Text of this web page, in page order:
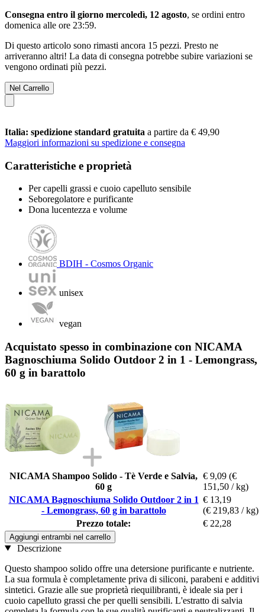
Consegna entro il giorno mercoledì, 12 agosto, se ordini entro
domenica alle ore 23:59.
Di questo articolo sono rimasti ancora 15 pezzi. Presto ne
arriveranno altri! La data di consegna potrebbe subire variazioni se
vengono ordinati più pezzi.
Nel Carrello
Italia: spedizione standard gratuita a partire da € 49,90
Maggiori informazioni su spedizione e consegna
Caratteristiche e proprietà
Per capelli grassi e cuoio capelluto sensibile
Seboregolatore e purificante
Dona lucentezza e volume
BDIH - Cosmos Organic
unisex
vegan
Acquistato spesso in combinazione con NICAMA
Bagnoschiuma Solido Outdoor 2 in 1 - Lemongrass,
60 g in barattolo
NICAMA Shampoo Solido - Tè Verde e Salvia,
60 g
€ 9,09 (€
151,50 / kg)
NICAMA Bagnoschiuma Solido Outdoor 2 in 1
- Lemongrass, 60 g in barattolo
€ 13,19
(€ 219,83 / kg)
Prezzo totale:
€ 22,28
Aggiungi entrambi nel carrello
Descrizione
Questo shampoo solido offre una detersione purificante e nutriente.
La sua formula è completamente priva di siliconi, parabeni e additivi
sintetici. Grazie alle sue proprietà riequilibranti, è ideale sia per i
cuoio capelluto grassi che per quelli sensibili. L'estratto di salvia